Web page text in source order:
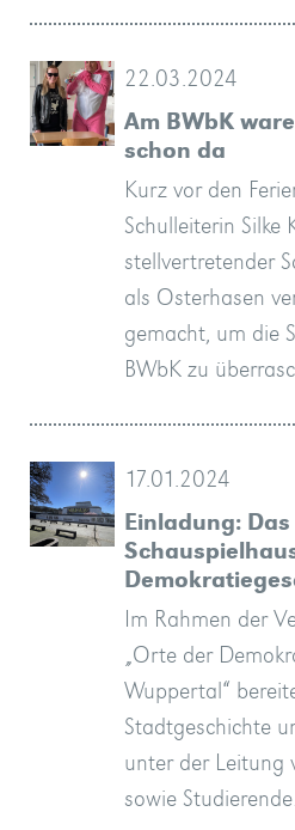
22.03.2024
Am BWbK
schon da
Kurz vor den
Schulleiterin Silke
stellvertretender
als Osterhasen
gemacht, um die
BWbK zu
17.01.2024
Einladung:
Im Rahmen der
„Orte der
Wuppertal“
Stadtgeschichte
unter der Leitung
sowie